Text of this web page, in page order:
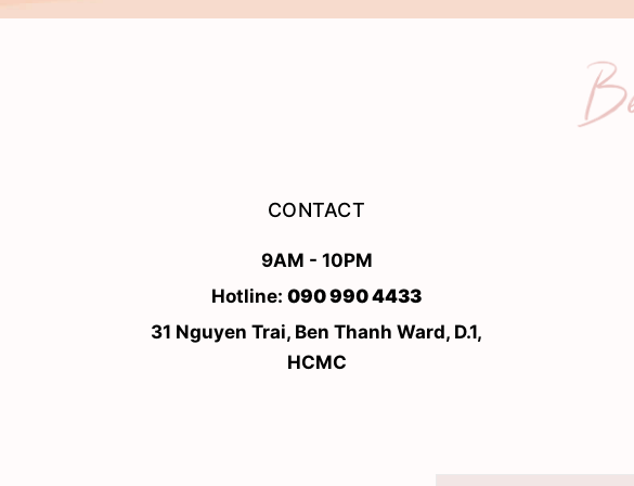
CONTACT
9AM - 10PM
Hotline: 090 990 4433
31 Nguyen Trai, Ben Thanh Ward, D.1,
HCMC